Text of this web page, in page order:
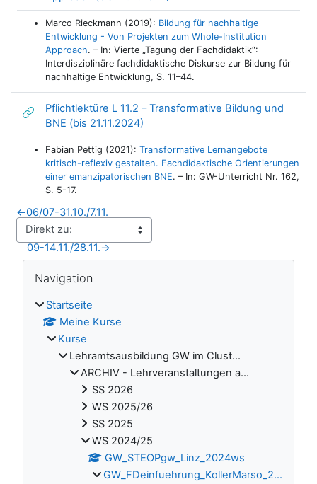
Marco Rieckmann (2019): Bildung für nachhaltige
Entwicklung - Von Projekten zum Whole-Institution
Approach. – In: Vierte „Tagung der Fachdidaktik“:
Interdisziplinäre fachdidaktische Diskurse zur Bildung für
nachhaltige Entwicklung, S. 11–44.
Pflichtlektüre L 11.2 – Transformative Bildung und
BNE (bis 21.11.2024)
Fabian Pettig (2021): Transformative Lernangebote
kritisch-reflexiv gestalten. Fachdidaktische Orientierungen
einer emanzipatorischen BNE. – In: GW-Unterricht Nr. 162,
S. 5-17.
←06/07-31.10./7.11.
→
09-14.11./28.11.
Blöcke
Navigation
Startseite
Meine Kurse
Kurse
Lehramtsausbildung GW im Clust...
ARCHIV - Lehrveranstaltungen a...
SS 2026
WS 2025/26
SS 2025
WS 2024/25
GW_STEOPgw_Linz_2024ws
GW_FDeinfuehrung_KollerMarso_2...